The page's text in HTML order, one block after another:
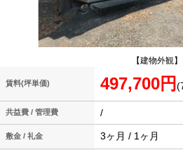
【建物外観】
賃料(坪単価) 497,700円
共益費 / 管理費 /
敷金 / 礼金 3ヶ月 / 1ヶ月